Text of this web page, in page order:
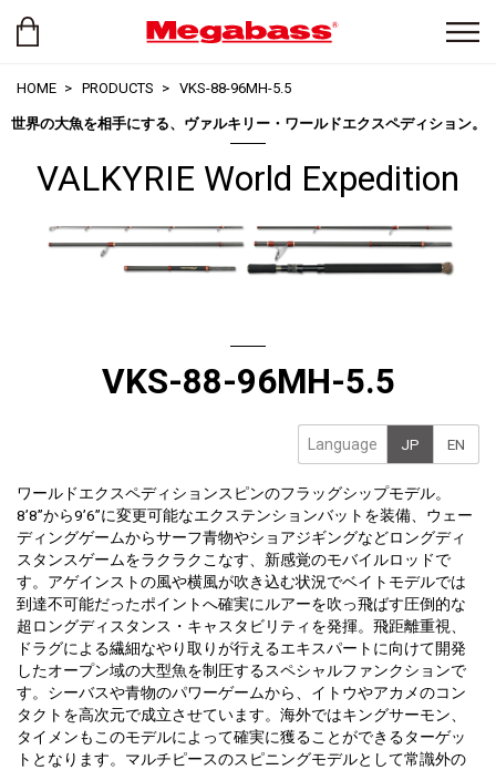
HOME PRODUCTS VKS-88-96MH-5.5
世界の大魚を相手にする、ヴァルキリー・ワールドエクスペディション。
VALKYRIE World Expedition
VKS-88-96MH-5.5
Language JP EN
ワールドエクスペディションスピンのフラッグシップモデル。
8’8”から9’6”に変更可能なエクステンションバットを装備、ウェー
ディングゲームからサーフ青物やショアジギングなどロングディ
スタンスゲームをラクラクこなす、新感覚のモバイルロッドで
す。アゲインストの風や横風が吹き込む状況でベイトモデルでは
到達不可能だったポイントへ確実にルアーを吹っ飛ばす圧倒的な
超ロングディスタンス・キャスタビリティを発揮。飛距離重視、
ドラグによる繊細なやり取りが行えるエキスパートに向けて開発
したオープン域の大型魚を制圧するスペシャルファンクションで
す。シーバスや青物のパワーゲームから、イトウやアカメのコン
タクトを高次元で成立させています。海外ではキングサーモン、
タイメンもこのモデルによって確実に獲ることができるターゲッ
トとなります。マルチピースのスピニングモデルとして常識外の